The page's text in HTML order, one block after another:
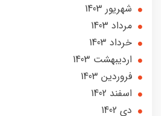
شهریور 1403
مرداد 1403
خرداد 1403
ارديبهشت 1403
فروردین 1403
اسفند 1402
دی 1402